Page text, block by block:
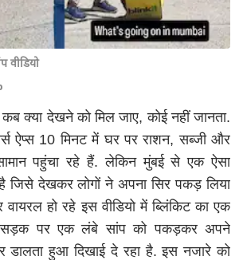
वीडियो
क्या देखने को मिल जाए, कोई नहीं जानता.
ऐप्स 10 मिनट में घर पर राशन, सब्जी और
पहुंचा रहे हैं. लेकिन मुंबई से एक ऐसा
जिसे देखकर लोगों ने अपना सिर पकड़ लिया
वायरल हो रहे इस वीडियो में ब्लिंकिट का एक
सड़क पर एक लंबे सांप को पकड़कर अपने
डालता हुआ दिखाई दे रहा है. इस नजारे को